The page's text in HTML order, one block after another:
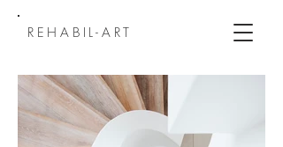
REHABIL-ART